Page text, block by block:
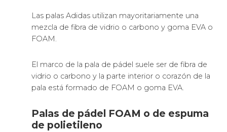
Las palas Adidas utilizan mayoritariamente una
mezcla de fibra de vidrio o carbono y goma EVA o
FOAM.
El marco de la pala de pádel suele ser de fibra de
vidrio o carbono y la parte interior o corazón de la
pala está formado de FOAM o goma EVA.
Palas de pádel FOAM o de espuma
de polietileno